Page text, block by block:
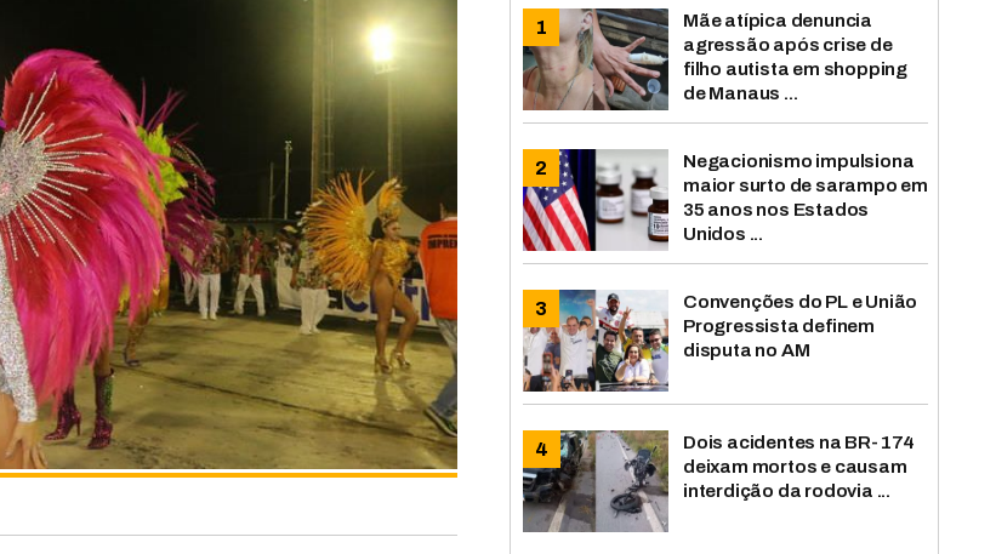
Mãe atípica denuncia
agressão após crise de
filho autista em shopping
de Manaus ...
Negacionismo impulsiona
maior surto de sarampo em
35 anos nos Estados
Unidos ...
Convenções do PL e União
Progressista definem
disputa no AM
Dois acidentes na BR-174
deixam mortos e causam
interdição da rodovia ...